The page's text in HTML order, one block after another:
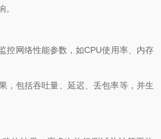
。
网络性能参数，如CPU使用率、内存
包括吞吐量、延迟、丢包率等，并生